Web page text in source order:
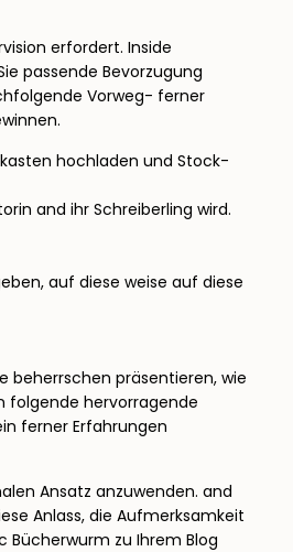
erfordert. Inside
passende Bevorzugung
Vorweg- ferner
hochladen und Stock-
and ihr Schreiberling wird.
auf diese weise auf diese
beherrschen präsentieren, wie
folgende hervorragende
ferner Erfahrungen
Ansatz anzuwenden. and
Anlass, die Aufmerksamkeit
Bücherwurm zu Ihrem Blog